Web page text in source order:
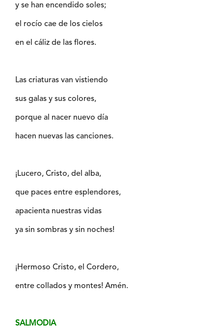
y se han encendido soles;
el rocío cae de los cielos
en el cáliz de las flores.
Las criaturas van vistiendo
sus galas y sus colores,
porque al nacer nuevo día
hacen nuevas las canciones.
¡Lucero, Cristo, del alba,
que paces entre esplendores,
apacienta nuestras vidas
ya sin sombras y sin noches!
¡Hermoso Cristo, el Cordero,
entre collados y montes! Amén.
SALMODIA